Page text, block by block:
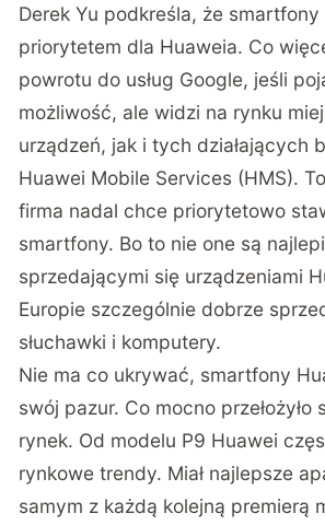
Derek Yu podkreśla, że
priorytetem dla Huaweia. Co
powrotu do usług Google, jeśli
możliwość, ale widzi na rynku
urządzeń, jak i tych działających
Huawei Mobile Services (HMS).
firma nadal chce priorytetowo
smartfony. Bo to nie one są
sprzedającymi się urządzeniami
Europie szczególnie dobrze
słuchawki i komputery.
Nie ma co ukrywać, smartfony
swój pazur. Co mocno przełożyło
rynek. Od modelu P9 Huawei
rynkowe trendy. Miał najlepsze
samym z każdą kolejną premierą